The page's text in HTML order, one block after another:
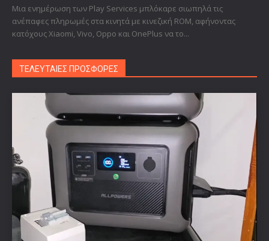
Μια ενημέρωση των Play Services μπλόκαρε σιωπηλά τις
ανέπαφες πληρωμές στα κινητά με κινεζική ROM, αφήνοντας
κατόχους Xiaomi, Vivo, Oppo και OnePlus να το...
ΤΕΛΕΥΤΑΙΕΣ ΠΡΟΣΦΟΡΕΣ